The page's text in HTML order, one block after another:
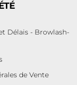
Délais - Browlash-
de Vente